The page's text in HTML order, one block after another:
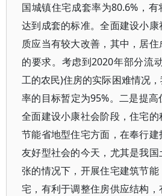
国城镇住宅成套率为80.6%，
达到成套的标准。全面建设小
质应当有较大改善，其中，居
的要求。考虑到2020年部分流
工的农民)住房的实际困难情况
率的目标暂定为95%。二是提
全面建设小康社会阶段，住宅的
节能省地型住宅方面，在奉行
友好型社会的今天，尤其是我
张的情况下，开展住宅建筑节
宅，有利于调整住房供应结构